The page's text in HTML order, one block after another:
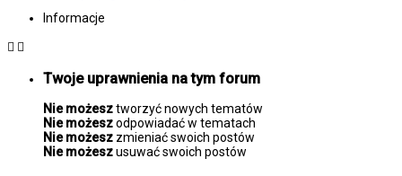
Informacje
Twoje uprawnienia na tym forum
Nie możesztworzyć nowych tematów
Nie możeszodpowiadać w tematach
Nie możesz zmieniać swoich postów
Nie możeszusuwać swoich postów